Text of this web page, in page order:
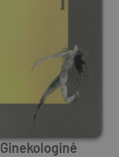
Ginekologinė